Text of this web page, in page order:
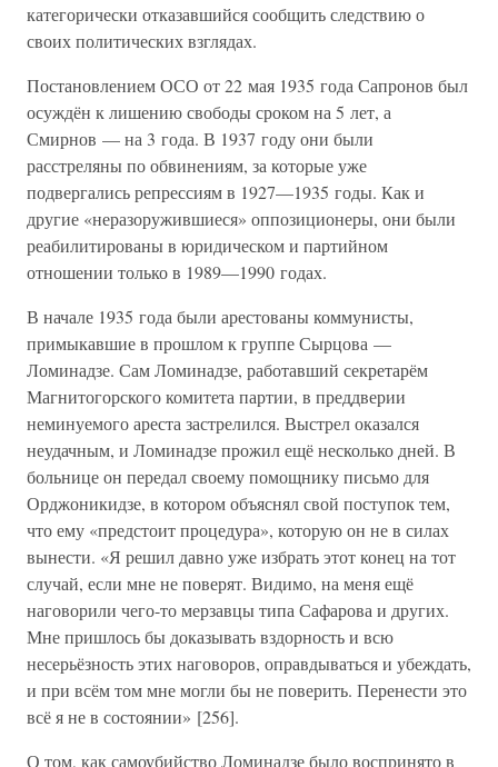
категорически отказавшийся сообщить следствию о
своих политических взглядах.
Постановлением ОСО от 22 мая 1935 года Сапронов был
осуждён к лишению свободы сроком на 5 лет, а
Смирнов — на 3 года. В 1937 году они были
расстреляны по обвинениям, за которые уже
подвергались репрессиям в 1927—1935 годы. Как и
другие «неразоружившиеся» оппозиционеры, они были
реабилитированы в юридическом и партийном
отношении только в 1989—1990 годах.
В начале 1935 года были арестованы коммунисты,
примыкавшие в прошлом к группе Сырцова —
Ломинадзе. Сам Ломинадзе, работавший секретарём
Магнитогорского комитета партии, в преддверии
неминуемого ареста застрелился. Выстрел оказался
неудачным, и Ломинадзе прожил ещё несколько дней. В
больнице он передал своему помощнику письмо для
Орджоникидзе, в котором объяснял свой поступок тем,
что ему «предстоит процедура», которую он не в силах
вынести. «Я решил давно уже избрать этот конец на тот
случай, если мне не поверят. Видимо, на меня ещё
наговорили чего-то мерзавцы типа Сафарова и других.
Мне пришлось бы доказывать вздорность и всю
несерьёзность этих наговоров, оправдываться и убеждать,
и при всём том мне могли бы не поверить. Перенести это
всё я не в состоянии» [256].
О том, как самоубийство Ломинадзе было воспринято в